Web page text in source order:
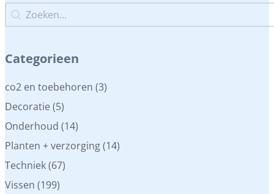
Zoeken...
Zoeken...
Categorieen
Categorieen
co2 en toebehoren (3)
Decoratie (5)
Onderhoud (14)
Planten + verzorging(14)
Techniek(67)
Vissen (199)